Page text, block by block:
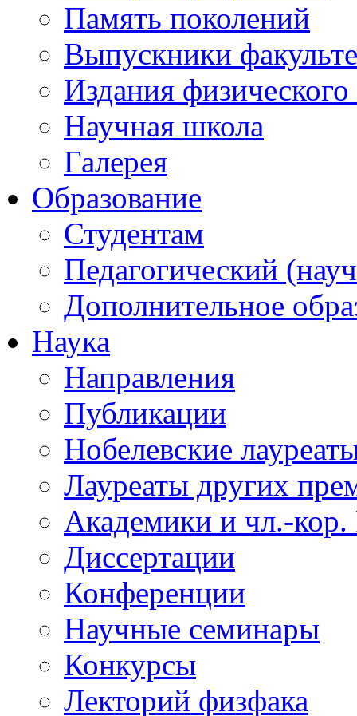
Память поколений
Выпускники
Издания физического
Научная школа
Галерея
Образование
Студентам
Педагогический
Дополнительное
Наука
Направления
Публикации
Нобелевские
Лауреаты других
Академики и чл.-
Диссертации
Конференции
Научные семинары
Конкурсы
Лекторий физфака